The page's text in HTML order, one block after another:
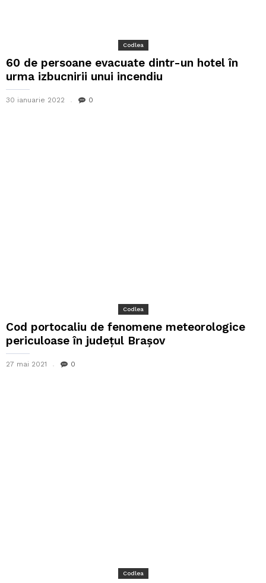
Codlea
60 de persoane evacuate dintr-un hotel în
urma izbucnirii unui incendiu
30 ianuarie 2022 0
Codlea
Cod portocaliu de fenomene meteorologice
periculoase în județul Brașov
27 mai 2021 0
Codlea